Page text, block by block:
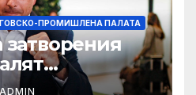
ПРОМИШЛЕНА ПАЛАТА
затворения
Флавио
ADMIN